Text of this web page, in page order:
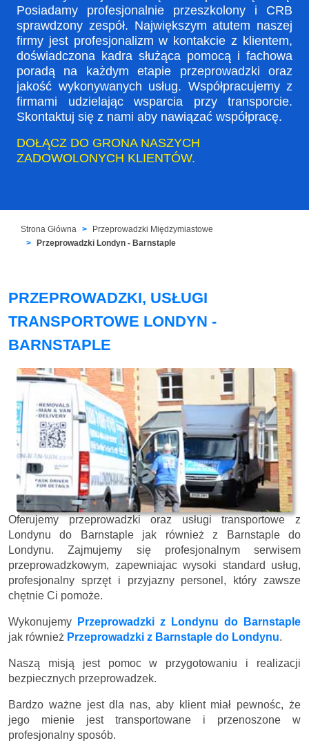
Posiadamy profesjonalnie przeszkolony i CRB
sprawdzony zespół. Największym atutem naszej
firmy jest profesjonalizm w kontakcie z klientem,
doświadczona kadra służąca pomocą i fachowa
poradą na każdym etapie przeprowadzki oraz
jakość wykonywanych usług. Współpracujemy z
firmami udzielając wsparcia przy transporcie.
Skontaktuj się z nami aby nawiązać współpracę.
DOŁĄCZ DO GRONA NASZYCH
ZADOWOLONYCH KLIENTÓW.
Strona Główna
Przeprowadzki Międzymiastowe
Przeprowadzki Londyn - Barnstaple
PRZEPROWADZKI, USŁUGI
TRANSPORTOWE LONDYN -
BARNSTAPLE
Oferujemy przeprowadzki oraz usługi transportowe z
Londynu do Barnstaple jak również z Barnstaple do
Londynu. Zajmujemy się profesjonalnym serwisem
przeprowadzkowym, zapewniajac wysoki standard usług,
profesjonalny sprzęt i przyjazny personel, który zawsze
chętnie Ci pomoże.
Wykonujemy
Przeprowadzki z Londynu do Barnstaple
jak również Przeprowadzki z Barnstaple do Londynu.
Naszą misją jest pomoc w przygotowaniu i realizacji
bezpiecznych przeprowadzek.
Bardzo ważne jest dla nas, aby klient miał pewnośc, że
jego mienie jest transportowane i przenoszone w
profesjonalny sposób.